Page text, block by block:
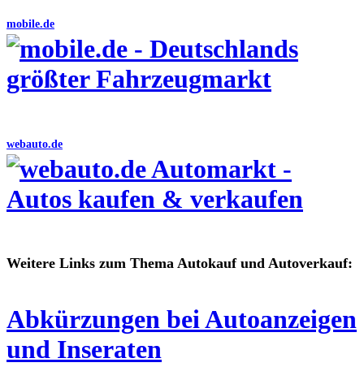
mobile.de
webauto.de
Weitere Links zum Thema Autokauf und Autoverkauf:
Abkürzungen bei Autoanzeigen
und Inseraten